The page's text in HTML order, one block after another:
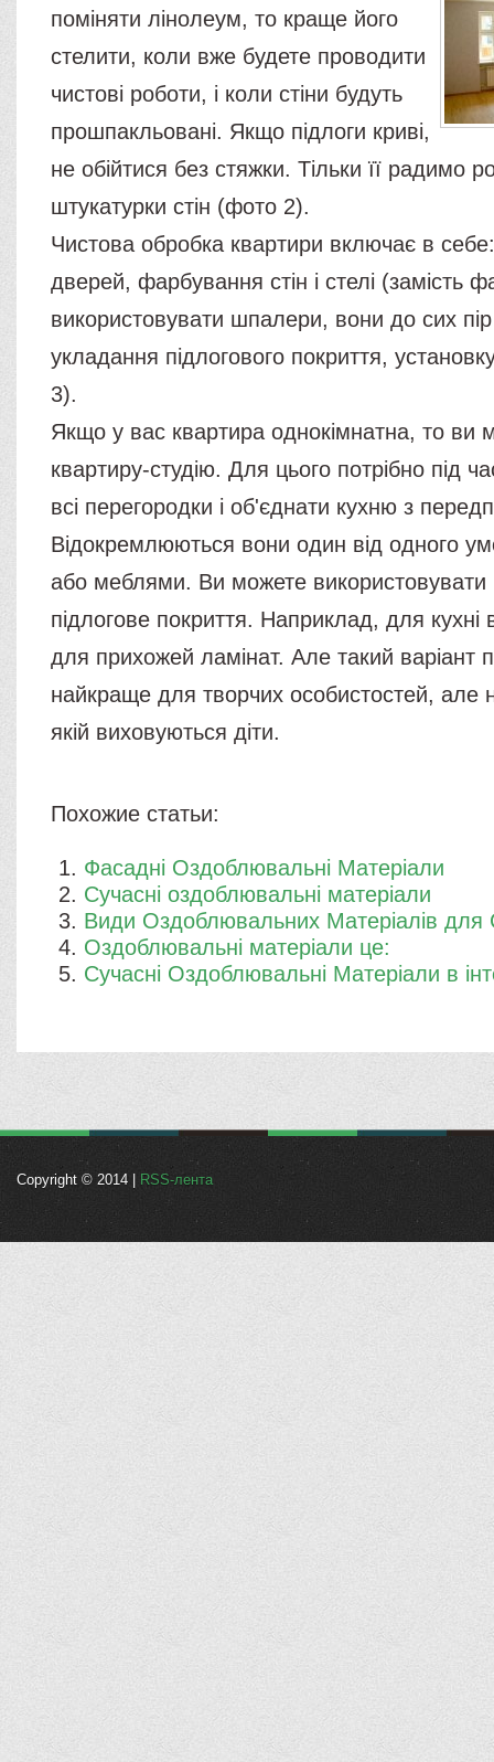
поміняти лінолеум, то краще його
стелити, коли вже будете проводити
чистові роботи, і коли стіни будуть
прошпакльовані. Якщо підлоги криві,
не обійтися без стяжки. Тільки її радимо
штукатурки стін (фото 2).
Чистова обробка квартири включає в
дверей, фарбування стін і стелі (замість
використовувати шпалери, вони до сих
укладання підлогового покриття,
3).
Якщо у вас квартира однокімнатна, то ви
квартиру-студію. Для цього потрібно під
всі перегородки і об'єднати кухню з
Відокремлюються вони один від одного
або меблями. Ви можете використовувати
підлогове покриття. Наприклад, для кухні
для прихожей ламінат. Але такий варіант
найкраще для творчих особистостей, але
якій виховуються діти.
Похожие статьи:
Фасадні Оздоблювальні Матеріали
Сучасні оздоблювальні матеріали
Види Оздоблювальних Матеріалів для
Оздоблювальні матеріали це:
Сучасні Оздоблювальні Матеріали в
Copyright © 2014 | RSS-лента